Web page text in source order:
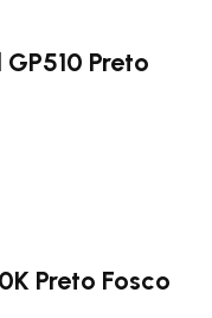
Preto
Preto Fosco